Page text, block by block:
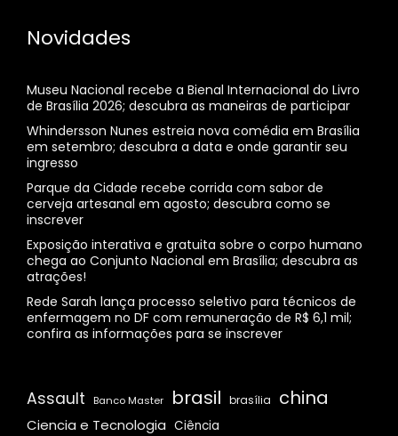
Novidades
Museu Nacional recebe a Bienal Internacional do Livro
de Brasília 2026; descubra as maneiras de participar
Whindersson Nunes estreia nova comédia em Brasília
em setembro; descubra a data e onde garantir seu
ingresso
Parque da Cidade recebe corrida com sabor de
cerveja artesanal em agosto; descubra como se
inscrever
Exposição interativa e gratuita sobre o corpo humano
chega ao Conjunto Nacional em Brasília; descubra as
atrações!
Rede Sarah lança processo seletivo para técnicos de
enfermagem no DF com remuneração de R$ 6,1 mil;
confira as informações para se inscrever
Assault Banco Master brasil brasília china
Ciencia e Tecnologia Ciência